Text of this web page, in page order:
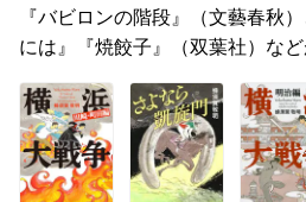
『バビロンの階段』（文藝春秋
には』『焼餃子』（双葉社）など